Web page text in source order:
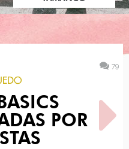
79
POR